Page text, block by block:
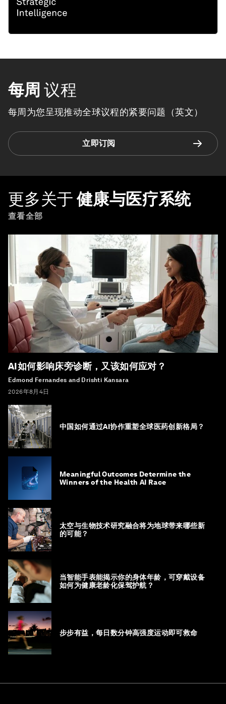
每周 议程
每周为您呈现推动全球议程的紧要问题（英文）
立即订阅
更多关于 健康与医疗系统
查看全部
AI如何影响床旁诊断，又该如何应对？
Edmond Fernandes and Drishti Kansara
2026年8月4日
中国如何通过AI协作重塑全球医药创新格局？
Meaningful Outcomes Determine the
Winners of the Health AI Race
太空与生物技术研究融合将为地球带来哪些新
的可能？
当智能手表能揭示你的身体年龄，可穿戴设备
如何为健康老龄化保驾护航？
步步有益，每日数分钟高强度运动即可救命